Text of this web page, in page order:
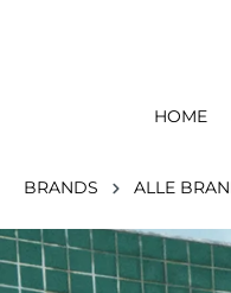
HOME
BRANDS ALLE